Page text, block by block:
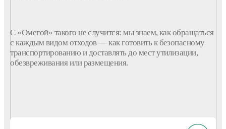
С «Омегой» такого не случится: мы знаем, как обращаться
с каждым видом отходов— как готовить к безопасному
транспортированию и доставлять до мест утилизации,
обезвреживания или размещения.